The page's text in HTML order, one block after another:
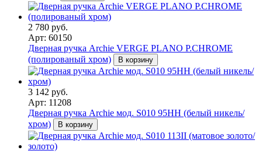
2 780 руб.
Арт: 60150
Дверная ручка Archie VERGE PLANO P.CHROME
(полированый хром)
В корзину
3 142 руб.
Арт: 11208
Дверная ручка Archie мод. S010 95HH (белый никель/
хром)
В корзину